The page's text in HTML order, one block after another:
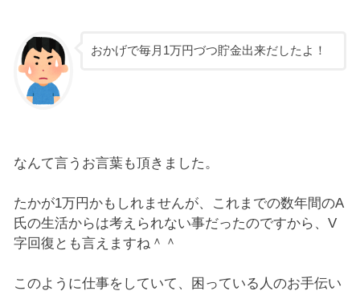
おかげで毎月1万円づつ貯金出来だしたよ！
なんて言うお言葉も頂きました。
たかが1万円かもしれませんが、これまでの数年間のA
氏の生活からは考えられない事だったのですから、V
字回復とも言えますね＾＾
このように仕事をしていて、困っている人のお手伝い